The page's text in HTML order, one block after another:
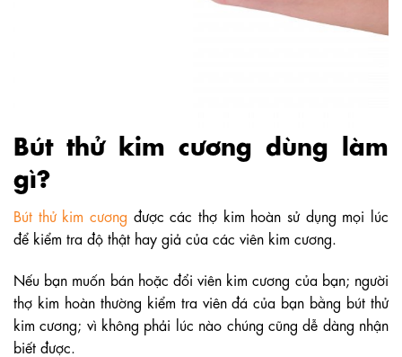
Bút thử kim cương dùng làm
gì?
Bút thử kim cương được các thợ kim hoàn sử dụng mọi lúc
để kiểm tra độ thật hay giả của các viên kim cương.
Nếu bạn muốn bán hoặc đổi viên kim cương của bạn; người
thợ kim hoàn thường kiểm tra viên đá của bạn bằng bút thử
kim cương; vì không phải lúc nào chúng cũng dễ dàng nhận
biết được.